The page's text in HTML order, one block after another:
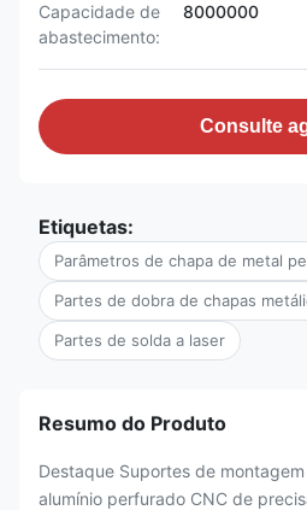
Capacidade de
abastecimento:
8000000
Consulte
Etiquetas:
Parâmetros de chapa de metal
Partes de dobra de chapas
Partes de solda a laser
Resumo do Produto
Destaque Suportes de
alumínio perfurado CNC de